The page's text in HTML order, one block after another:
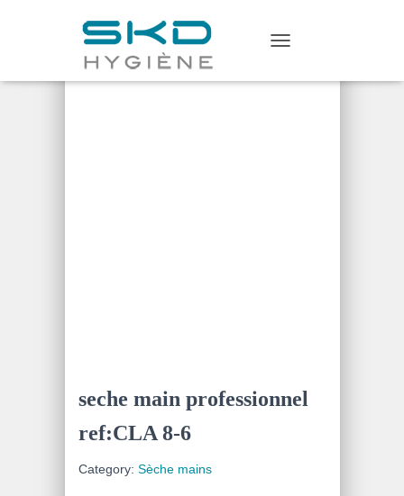
Home/Sèche mains
/ seche main
professionnel ref:CLA 8-6
seche main professionnel
ref:CLA 8-6
Category: Sèche mains